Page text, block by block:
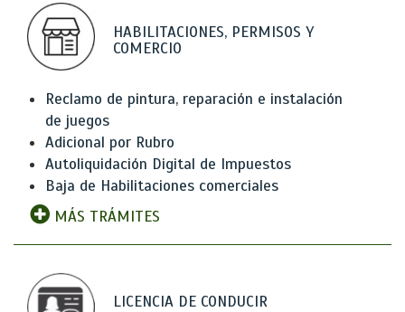
HABILITACIONES, PERMISOS Y
COMERCIO
Reclamo de pintura, reparación e instalación
de juegos
Adicional por Rubro
Autoliquidación Digital de Impuestos
Baja de Habilitaciones comerciales
MÁS TRÁMITES
LICENCIA DE CONDUCIR